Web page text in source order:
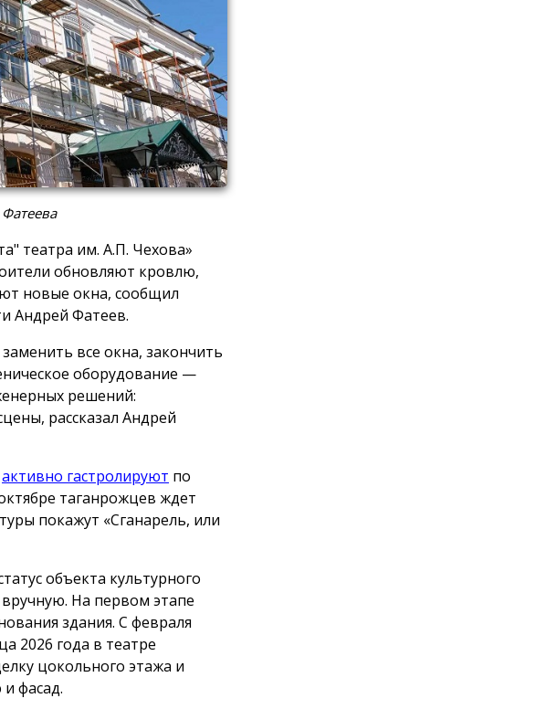
театра им. А.П. Чехова»
обновляют кровлю,
новые окна, сообщил
Андрей Фатеев.
все окна, закончить
оборудование —
решений:
рассказал Андрей
активно гастролируют по
таганрожцев ждет
покажут «Сганарель, или
объекта культурного
На первом этапе
здания. С февраля
2026 года в театре
цокольного этажа и
фасад.